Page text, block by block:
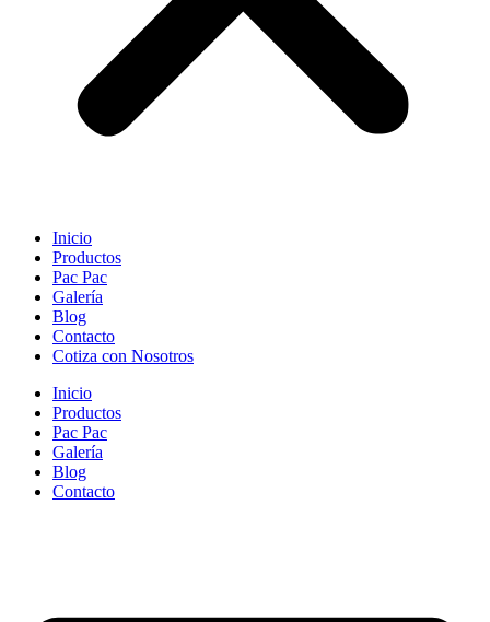
Inicio
Productos
Pac Pac
Galería
Blog
Contacto
Cotiza con Nosotros
Inicio
Productos
Pac Pac
Galería
Blog
Contacto